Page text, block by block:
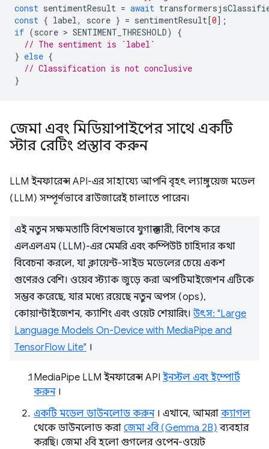
const sentimentResult = await
const { label , score } = sentimentResult[0];
if (score > SENTIMENT_THRESHOLD)
{
// The sentiment is `label`
} else {
// Classification is not conclusive
}
জেমা এবং মিডিয়াপাইপের সাথে একটি
স্টার রেটিং প্রস্তাব করুন
LLM ইনফারেন্স API-এর সাহায্যে আপনি বৃহৎ ল্যাঙ্গুয়েজ মডেল
(LLM) সম্পূর্ণভাবে ব্রাউজারেই চালাতে পারেন।
এই নতুন সক্ষমতাটি বিশেষভাবে যুগান্তকারী, বিশেষ করে
এলএলএম (LLM)-এর মেমরি এবং কম্পিউট চাহিদার কথা
বিবেচনা করলে, যা ক্লায়েন্ট-সাইড মডেলের চেয়ে একশ
গুণেরও বেশি। ওয়েব স্ট্যাক জুড়ে করা অপটিমাইজেশন এটিকে
সম্ভব করেছে, যার মধ্যে রয়েছে নতুন অপস (ops),
কোয়ান্টাইজেশন, ক্যাশিং এবং ওয়েট শেয়ারিং।উৎস: "Large
Language Models On-Device with MediaPipe and
TensorFlow Lite" ।
MediaPipe LLM ইনফারেন্স API ইনস্টল এবং ইম্পোর্ট
করুন।
একটি মডেল ডাউনলোড করুন। এখানে, আমরা ক্যাগল
থেকে ডাউনলোড করা জেমা ২বি (Gemma 2B) ব্যবহার
করছি। জেমা ২বি হলো গুগলের ওপেন-ওয়েট